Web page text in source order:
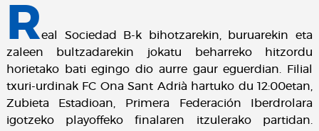
Real Sociedad B-k bihotzarekin, buruarekin eta
zaleen bultzadarekin jokatu beharreko hitzordu
horietako bati egingo dio aurre gaur eguerdian. Filial
txuri-urdinak FC Ona Sant Adrià hartuko du 12:00etan,
Zubieta Estadioan, Primera Federación Iberdrolara
igotzeko playoffeko finalaren itzulerako partidan.